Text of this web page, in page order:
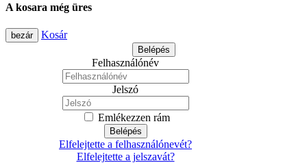
A kosara még üres
bezár Kosár
Belépés
Felhasználónév
Jelszó
Emlékezzen rám
Belépés
Elfelejtette a felhasználónevét?
Elfelejtette a jelszavát?